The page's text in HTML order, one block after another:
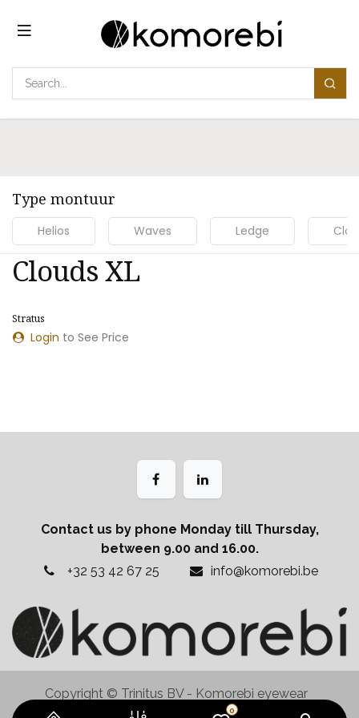
0
Type montuur
Helios Waves Ledge
Clouds XL
NIEUW MODEL
Stratus
Login to See Price
Contact us by phone Monday till Thursday,
between 9.00 and 16.00.
+32 53 42 67 25
info@komorebi.be
Copyright © Trinitus BV - Komorebi eyewear
Aangeboden door
- De #1Open source e-